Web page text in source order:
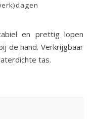
en prettig lopen
de hand. Verkrijgbaar
tas.